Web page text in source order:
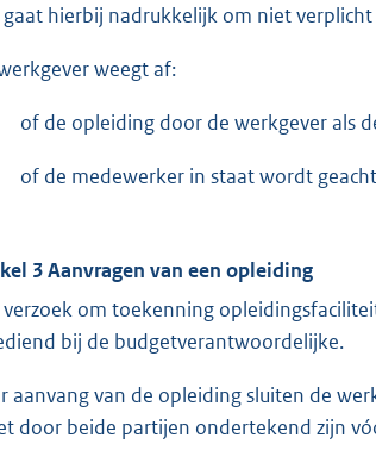
gaat hierbij nadrukkelijk om niet
weegt af:
of de opleiding door de werkgever als
of de medewerker in staat wordt
3 Aanvragen van een opleiding
verzoek om toekenning
bij de budgetverantwoordelijke.
aanvang van de opleiding sluiten de
door beide partijen ondertekend zijn